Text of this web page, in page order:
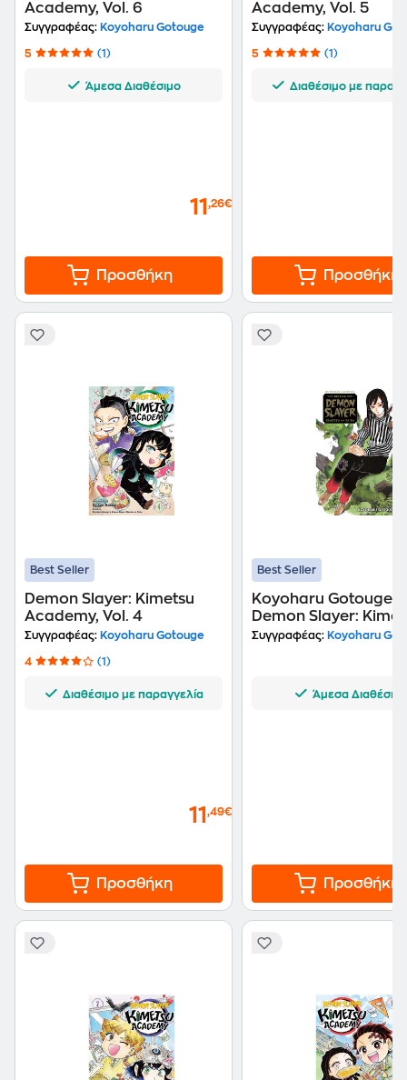
Academy, Vol. 6
Συγγραφέας: Koyoharu Gotouge
5 (1)
Άμεσα Διαθέσιμο
11 ,26€
Προσθήκη
Academy, Vol. 5
Συγγραφέας: Koyoharu
5 (1)
Διαθέσιμο με
Προσθήκη
Best Seller
Demon Slayer: Kimetsu
Academy, Vol. 4
Συγγραφέας: Koyoharu Gotouge
4 (1)
Διαθέσιμο με παραγγελία
11 ,49€
Προσθήκη
Best Seller
Koyoharu Gotouge
Demon Slayer:
Yaiba
Συγγραφέας: Koyoharu
Άμεσα Διαθέσιμο
Προσθήκη